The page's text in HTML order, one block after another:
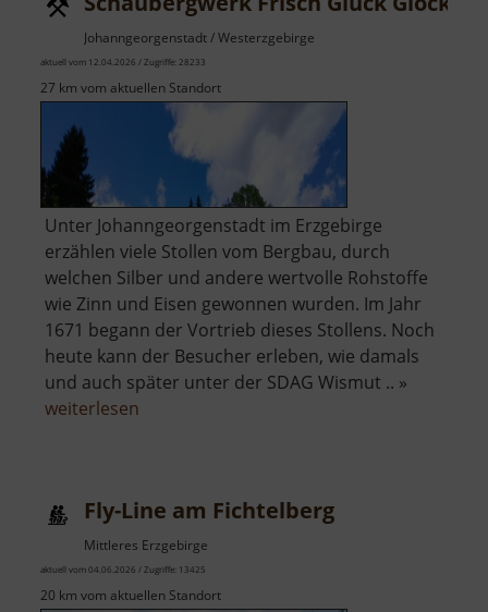
Johanngeorgenstadt / Westerzgebirge
aktuell vom 12.04.2026 / Zugriffe: 28233
27 km vom aktuellen Standort
Unter Johanngeorgenstadt im Erzgebirge
erzählen viele Stollen vom Bergbau, durch
welchen Silber und andere wertvolle Rohstoffe
wie Zinn und Eisen gewonnen wurden. Im Jahr
1671 begann der Vortrieb dieses Stollens. Noch
heute kann der Besucher erleben, wie damals
und auch später unter der SDAG Wismut .. »
weiterlesen
Glöckl
Fly-Line am Fichtelberg
Mittleres Erzgebirge
aktuell vom 04.06.2026 / Zugriffe: 13425
20 km vom aktuellen Standort